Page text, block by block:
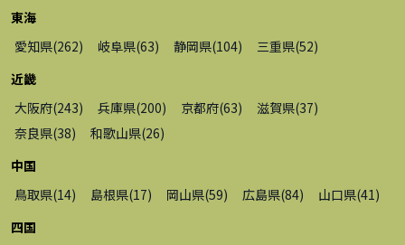
東海
愛知県(262) 岐阜県(63) 静岡県(104) 三重県(52)
近畿
大阪府(243) 兵庫県(200) 京都府(63) 滋賀県(37)
奈良県(38) 和歌山県(26)
中国
鳥取県(14) 島根県(17) 岡山県(59) 広島県(84) 山口県(41 )
四国